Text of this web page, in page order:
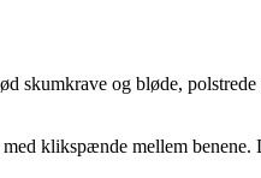
skumkrave og bløde,
klikspænde mellem benene.